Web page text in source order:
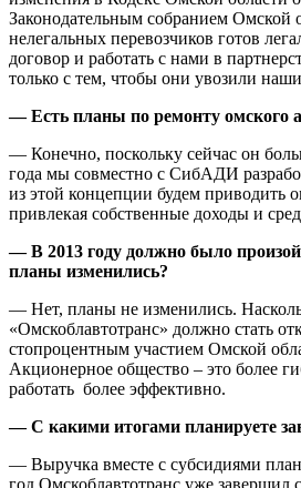
Законодательным собранием Омской
нелегальных перевозчиков готов
договор и работать с нами в
только с тем, чтобы они увозили
— Есть планы по ремонту омского
— Конечно, поскольку сейчас он
года мы совместно с СибАДИ
из этой концепции будем приводить
привлекая собственные доходы и
— В 2013 году должно было
планы изменились?
— Нет, планы не изменились.
«Омскоблавтотранс» должно стать
стопроцентным участием Омской
Акционерное общество – это более
работать более эффективно.
— С какими итогами планируете
— Выручка вместе с субсидиями
год Омскоблавтотранс уже